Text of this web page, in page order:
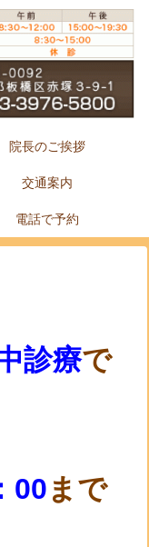
院長のご挨拶
交通案内
電話で予約
診療で
00まで